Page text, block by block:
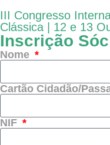
III Congresso
Clássica | 12 e 13
Inscrição
Nome
Cartão Cidadão/
NIF